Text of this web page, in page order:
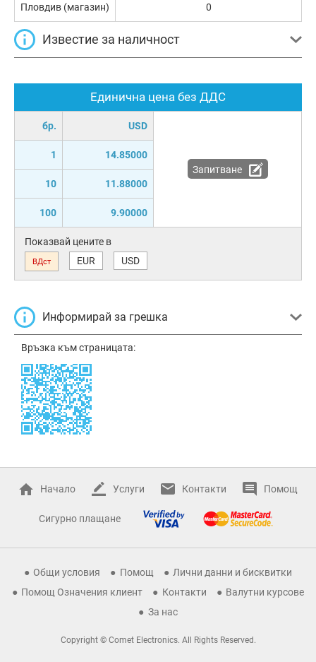
Единична цена без ДДС
бр. USD
1 14.85000
10 11.88000
100 9.90000
Запитване
Показвай цените в
ВДст EUR USD
Информирай за грешка
Връзка към страницата:
Пловдив (магазин) 0
Известие за наличност
Начало Услуги Контакти Помощ
Сигурно плащане
Общи условия Помощ
Лични данни и бисквитки
Помощ Означения клиент
Контакти
Валутни курсове
За нас
Copyright © Comet Electronics. All Rights Reserved.